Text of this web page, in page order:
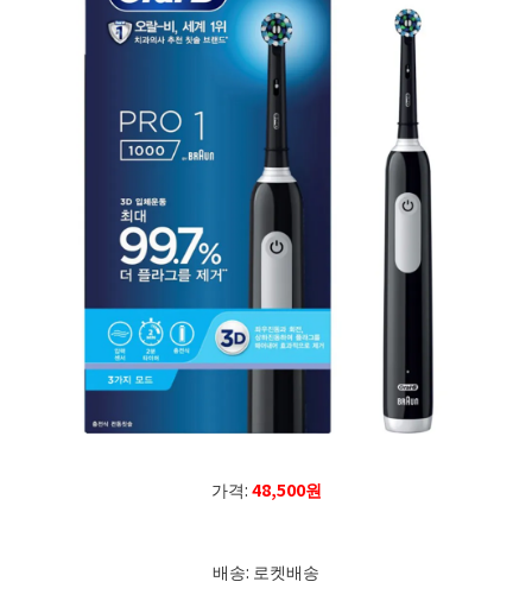
가격:48,500원
배송: 로켓배송